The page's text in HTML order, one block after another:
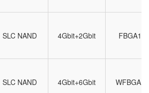
SLC NAND 4Gbit+2Gbit FBGA162
SLC NAND 4Gbit+6Gbit